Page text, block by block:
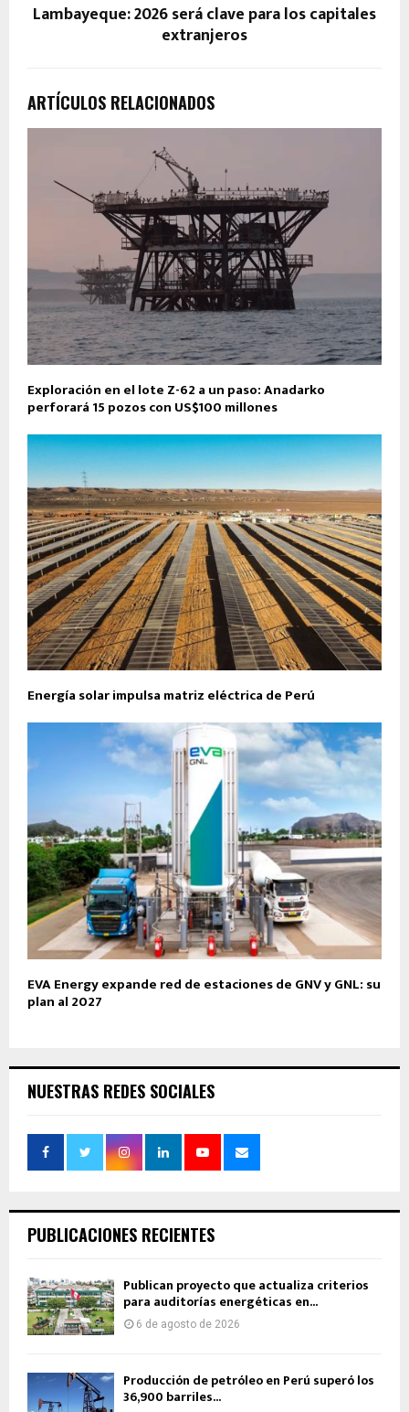
Lambayeque: 2026 será clave para los capitales
extranjeros
ARTÍCULOS RELACIONADOS
Exploración en el lote Z-62 a un paso: Anadarko
perforará 15 pozos con US$100 millones
Energía solar impulsa matriz eléctrica de Perú
EVA Energy expande red de estaciones de GNV y GNL: su
plan al 2027
NUESTRAS REDES SOCIALES
PUBLICACIONES RECIENTES
Publican proyecto que actualiza criterios
para auditorías energéticas en...
6 de agosto de 2026
Producción de petróleo en Perú superó los
36,900 barriles...